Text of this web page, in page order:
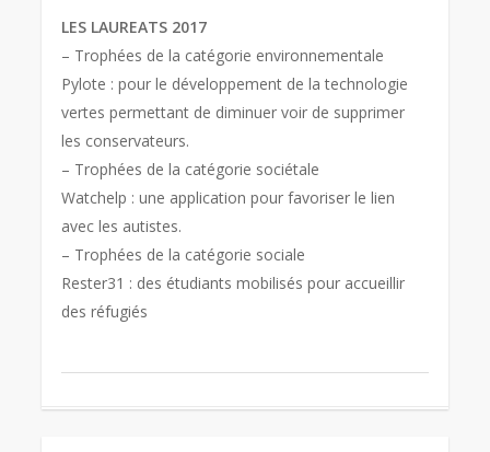
LES LAUREATS 2017
– Trophées de la catégorie environnementale
Pylote : pour le développement de la technologie
vertes permettant de diminuer voir de supprimer
les conservateurs.
– Trophées de la catégorie sociétale
Watchelp : une application pour favoriser le lien
avec les autistes.
– Trophées de la catégorie sociale
Rester31 : des étudiants mobilisés pour accueillir
des réfugiés